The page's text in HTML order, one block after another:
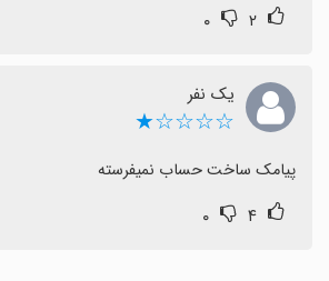
۲ ۰
یک نفر
☆☆☆☆★
پیامک ساخت حساب نمیفرسته
۴ ۰